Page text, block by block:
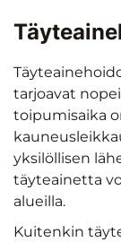
tarjoavat
toipumisaika
yksilöllisen
täyteainetta
alueilla.
Kuitenkin